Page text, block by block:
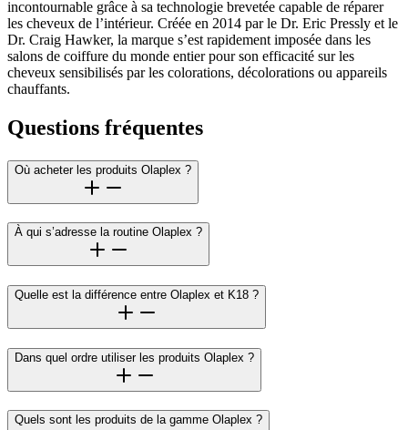
incontournable grâce à sa technologie brevetée capable de réparer
les cheveux de l’intérieur. Créée en 2014 par le Dr. Eric Pressly et le
Dr. Craig Hawker, la marque s’est rapidement imposée dans les
salons de coiffure du monde entier pour son efficacité sur les
cheveux sensibilisés par les colorations, décolorations ou appareils
chauffants.
Questions fréquentes
Où acheter les produits Olaplex ?
À qui s’adresse la routine Olaplex ?
Quelle est la différence entre Olaplex et K18 ?
Dans quel ordre utiliser les produits Olaplex ?
Quels sont les produits de la gamme Olaplex ?